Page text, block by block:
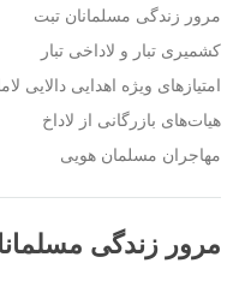
مرور زندگی مسلمانان تبت
کشمیری تبار و لاداخی تبار
امتیازهای ویژه اهدایی دالایی
هیات‌های بازرگانی از لاداخ
مهاجران مسلمان هویی
مرور زندگی